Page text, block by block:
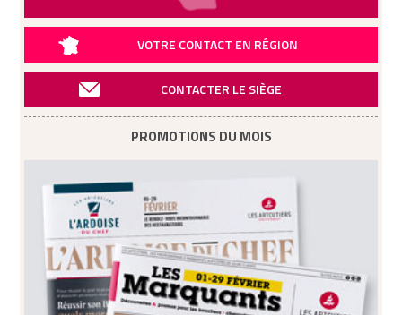
VOTRE CONTACT EN RÉGION
CONTACTER LE SIÈGE
PROMOTIONS DU MOIS